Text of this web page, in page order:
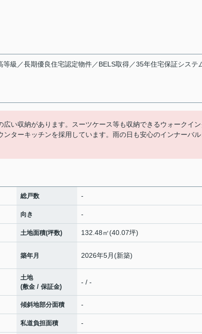
級／長期優良住宅認定物件／BELS取得／35年住宅保証システ
い収納があります。スーツケース等も収納できるウォークイン
ターキッチンを採用しています。雨の日も安心のインナーバル
総戸数 -
向き -
土地面積(坪数) 132.48㎡(40.07坪)
築年月 2026年5月(新築)
土地
(敷金 / 保証金)
- / -
傾斜地部分面積 -
私道負担面積 -